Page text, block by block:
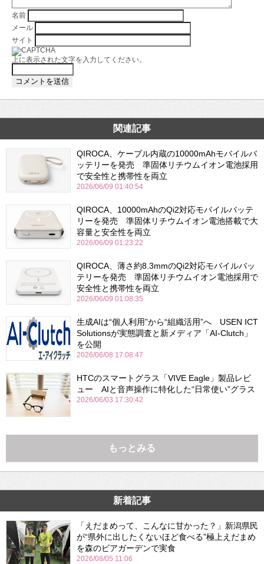
名前
メール
サイト
上に表示された文字を入力してください。
関連記事
QIROCA、ケーブル内蔵の10000mAhモバイルバ
ッテリーを発売 準固体リチウムイオン電池採用
で安全性と携帯性を両立
2026/06/09 01:40:54
QIROCA、10000mAhのQi2対応モバイルバッテ
リーを発売 準固体リチウムイオン電池搭載で大
容量と安全性を両立
2026/06/09 01:23:22
QIROCA、薄さ約8.3mmのQi2対応モバイルバッ
テリーを発売 準固体リチウムイオン電池採用で
安全性と携帯性を両立
2026/06/09 01:08:35
生成AIは“個人利用”から“組織活用”へ USEN ICT
Solutionsが実態調査と新メディア「AI-Clutch」
を公開
2026/06/08 17:08:47
HTCのスマートグラス「VIVE Eagle」製品レビ
ュー AIと音声操作に特化した“日常使い”グラス
2026/06/03 17:30:42
もっとみる
新着記事
「えだまめって、こんなに甘かった？」新潟県民
が“県外に出したくないほど食べる”極上えだまめ
を森のビアガーデンで実食
2026/08/05 11:06